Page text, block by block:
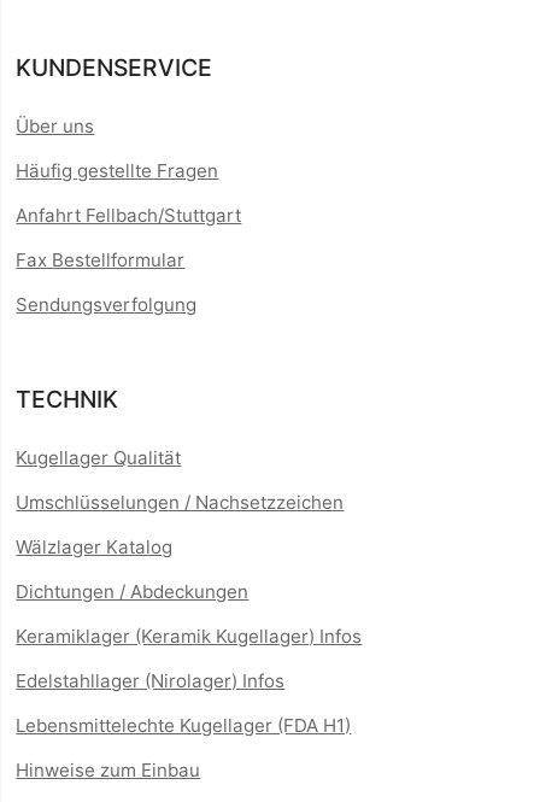
KUNDENSERVICE
Über uns
Häufig gestellte Fragen
Anfahrt Fellbach/Stuttgart
Fax Bestellformular
Sendungsverfolgung
TECHNIK
Kugellager Qualität
Umschlüsselungen / Nachsetzzeichen
Wälzlager Katalog
Dichtungen / Abdeckungen
Keramiklager (Keramik Kugellager) Infos
Edelstahllager (Nirolager) Infos
Lebensmittelechte Kugellager (FDA H1)
Hinweise zum Einbau